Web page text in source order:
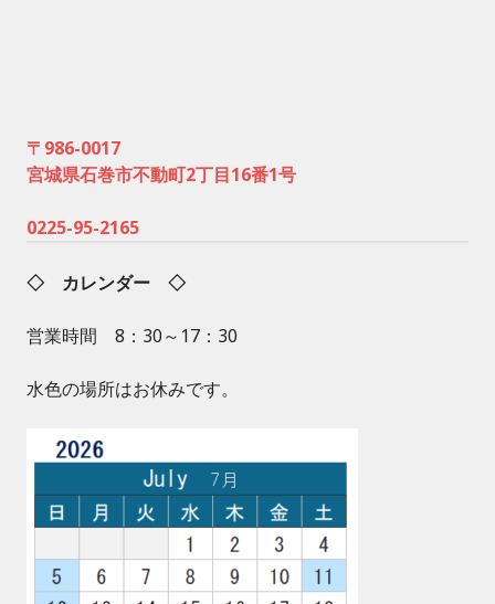
〒986-0017
宮城県石巻市不動町2丁目16番1号
0225-95-2165
◇ カレンダー ◇
営業時間 8：30～17：30
水色の場所はお休みです。